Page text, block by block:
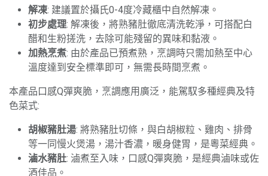
解凍: 建議置於攝氏0-4度冷藏櫃中自然解凍。
初步處理: 解凍後，將熟豬肚徹底清洗乾淨，可搭配白
醋和生粉搓洗，去除可能殘留的異味和黏液。
加熱烹煮: 由於產品已預煮熟，烹調時只需加熱至中心
溫度達到安全標準即可，無需長時間烹煮。
本產品口感Q彈爽脆，烹調應用廣泛，能駕馭多種經典及特
色菜式:
胡椒豬肚湯: 將熟豬肚切條，與白胡椒粒、雞肉、排骨
等一同慢火煲湯，湯汁香濃，暖身健胃，是粵菜經典。
滷水豬肚: 滷煮至入味，口感Q彈爽脆，是經典滷味或佐
酒佳品。